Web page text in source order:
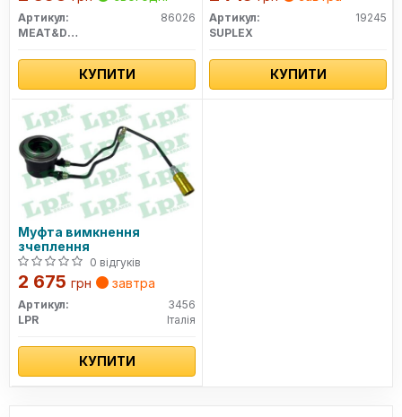
Артикул:
86026
MEAT&DORIA
КУПИТИ
Артикул:
19245
SUPLEX
КУПИТИ
Муфта вимкнення
зчеплення
0 відгуків
2 675 грн завтра
Артикул:
3456
LPR
Італія
КУПИТИ